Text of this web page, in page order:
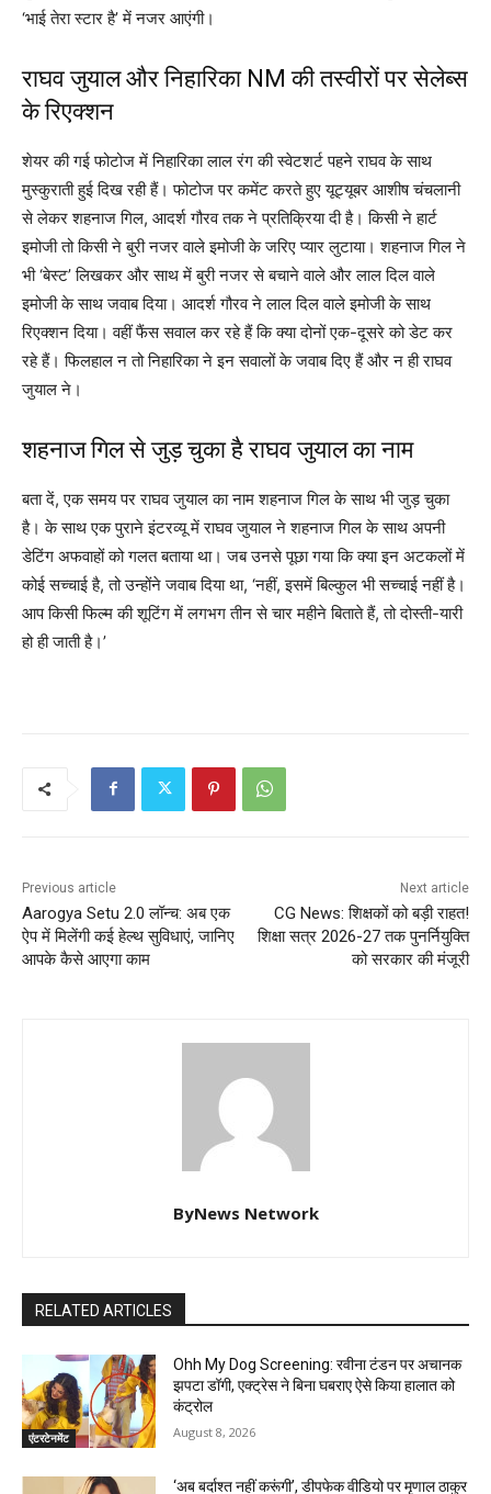
‘भाई तेरा स्टार है’ में नजर आएंगी।
राघव जुयाल और निहारिका NM की तस्वीरों पर सेलेब्स
के रिएक्शन
शेयर की गई फोटोज में निहारिका लाल रंग की स्वेटशर्ट पहने राघव के साथ
मुस्कुराती हुई दिख रही हैं। फोटोज पर कमेंट करते हुए यूट्यूबर आशीष चंचलानी
से लेकर शहनाज गिल, आदर्श गौरव तक ने प्रतिक्रिया दी है। किसी ने हार्ट
इमोजी तो किसी ने बुरी नजर वाले इमोजी के जरिए प्यार लुटाया। शहनाज गिल ने
भी ‘बेस्ट’ लिखकर और साथ में बुरी नजर से बचाने वाले और लाल दिल वाले
इमोजी के साथ जवाब दिया। आदर्श गौरव ने लाल दिल वाले इमोजी के साथ
रिएक्शन दिया। वहीं फैंस सवाल कर रहे हैं कि क्या दोनों एक-दूसरे को डेट कर
रहे हैं। फिलहाल न तो निहारिका ने इन सवालों के जवाब दिए हैं और न ही राघव
जुयाल ने।
शहनाज गिल से जुड़ चुका है राघव जुयाल का नाम
बता दें, एक समय पर राघव जुयाल का नाम शहनाज गिल के साथ भी जुड़ चुका
है। के साथ एक पुराने इंटरव्यू में राघव जुयाल ने शहनाज गिल के साथ अपनी
डेटिंग अफवाहों को गलत बताया था। जब उनसे पूछा गया कि क्या इन अटकलों में
कोई सच्चाई है, तो उन्होंने जवाब दिया था, ‘नहीं, इसमें बिल्कुल भी सच्चाई नहीं है।
आप किसी फिल्म की शूटिंग में लगभग तीन से चार महीने बिताते हैं, तो दोस्ती-यारी
हो ही जाती है।’
Previous article
Aarogya Setu 2.0 लॉन्च: अब एक
ऐप में मिलेंगी कई हेल्थ सुविधाएं, जानिए
आपके कैसे आएगा काम
Next article
CG News: शिक्षकों को बड़ी राहत!
शिक्षा सत्र 2026-27 तक पुनर्नियुक्ति
को सरकार की मंजूरी
ByNews Network
RELATED ARTICLES
एंटरटेनमेंट
Ohh My Dog Screening: रवीना टंडन पर अचानक
झपटा डॉगी, एक्ट्रेस ने बिना घबराए ऐसे किया हालात को
कंट्रोल
August 8, 2026
‘अब बर्दाश्त नहीं करूंगी’, डीपफेक वीडियो पर मृणाल ठाकुर